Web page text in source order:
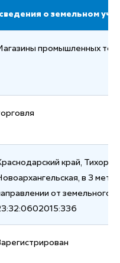
о земельном
промышленных
край,
в 3
от земельного